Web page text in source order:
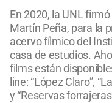
En 2020, la UNL
Martín Peña, para la
acervo fílmico del
casa de estudios.
films están
line: “López Claro”,
y “Reservas